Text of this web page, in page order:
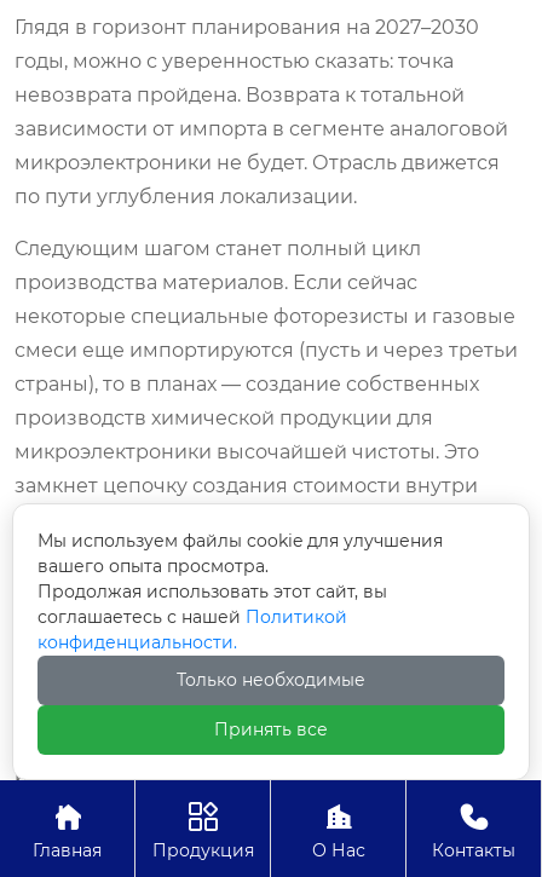
Глядя в горизонт планирования на 2027–2030
годы, можно с уверенностью сказать: точка
невозврата пройдена. Возврата к тотальной
зависимости от импорта в сегменте аналоговой
микроэлектроники не будет. Отрасль движется
по пути углубления локализации.
Следующим шагом станет полный цикл
производства материалов. Если сейчас
некоторые специальные фоторезисты и газовые
смеси еще импортируются (пусть и через третьи
страны), то в планах — создание собственных
производств химической продукции для
микроэлектроники высочайшей чистоты. Это
замкнет цепочку создания стоимости внутри
Также ожидается бум в сегменте смешанных
сигналов (Mixed-Signal). Граница между
аналоговым и цифровым миром стирается.
Будущие системы управления будут
представлять собой сложные кристаллы, где
мощные аналоговые блоки соседствуют с ядрами
искусственного интеллекта. Российские
разработчики уже готовят проекты таких систем-
на-кристалле (SoC), где аналоговая часть будет

Главная

Продукция

О Нас

Контакты
Мы используем файлы cookie для улучшения
вашего опыта просмотра.
Продолжая использовать этот сайт, вы
соглашаетесь с нашей Политикой
конфиденциальности.
Только необходимые
Принять все